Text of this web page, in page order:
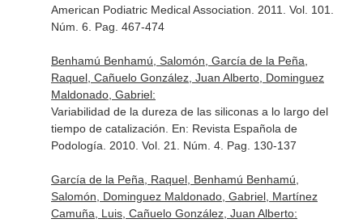
American Podiatric Medical Association . 2011. Vol. 101.
Núm. 6. Pag. 467-474
Benhamú Benhamú, Salomón, García de la Peña,
Raquel, Cañuelo González, Juan Alberto, Dominguez
Maldonado, Gabriel:
Variabilidad de la dureza de las siliconas a lo largo del
tiempo de catalización. En: Revista Española de
Podología . 2010. Vol. 21. Núm. 4. Pag. 130-137
García de la Peña, Raquel, Benhamú Benhamú,
Salomón, Dominguez Maldonado, Gabriel, Martínez
Camuña, Luis, Cañuelo González, Juan Alberto: